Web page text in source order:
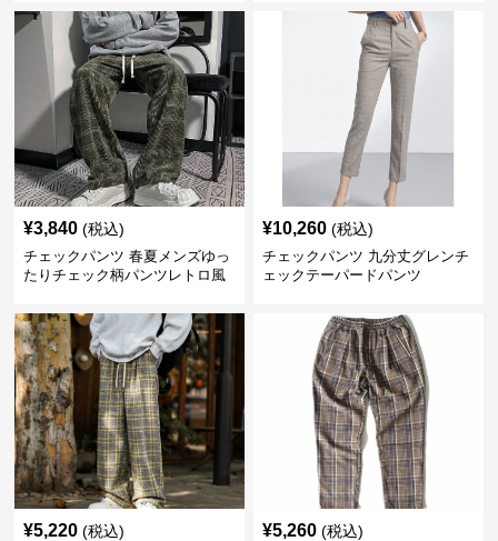
¥3,840 (税込)
チェックパンツ 春夏メンズゆっ
たりチェック柄パンツレトロ風
¥10,260 (税込)
チェックパンツ 九分丈グレンチ
ェックテーパードパンツ
¥5,220 (税込) ¥5,260 (税込)